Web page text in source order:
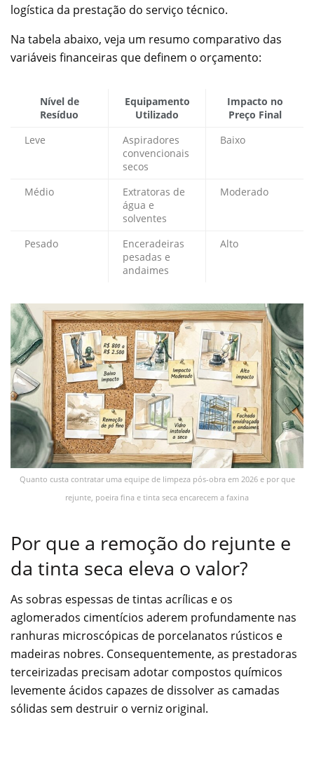
logística da prestação do serviço técnico.
Na tabela abaixo, veja um resumo comparativo das
variáveis financeiras que definem o orçamento:
Nível de
Resíduo
Equipamento
Utilizado
Impacto no
Preço Final
Leve
Aspiradores
convencionais
secos
Baixo
Médio
Extratoras de
água e
solventes
Moderado
Pesado
Enceradeiras
pesadas e
andaimes
Alto
Quanto custa contratar uma equipe de limpeza pós-obra em 2026 e por que
rejunte, poeira fina e tinta seca encarecem a faxina
Por que a remoção do rejunte e
da tinta seca eleva o valor?
As sobras espessas de tintas acrílicas e os
aglomerados cimentícios aderem profundamente nas
ranhuras microscópicas de porcelanatos rústicos e
madeiras nobres. Consequentemente, as prestadoras
terceirizadas precisam adotar compostos químicos
levemente ácidos capazes de dissolver as camadas
sólidas sem destruir o verniz original.